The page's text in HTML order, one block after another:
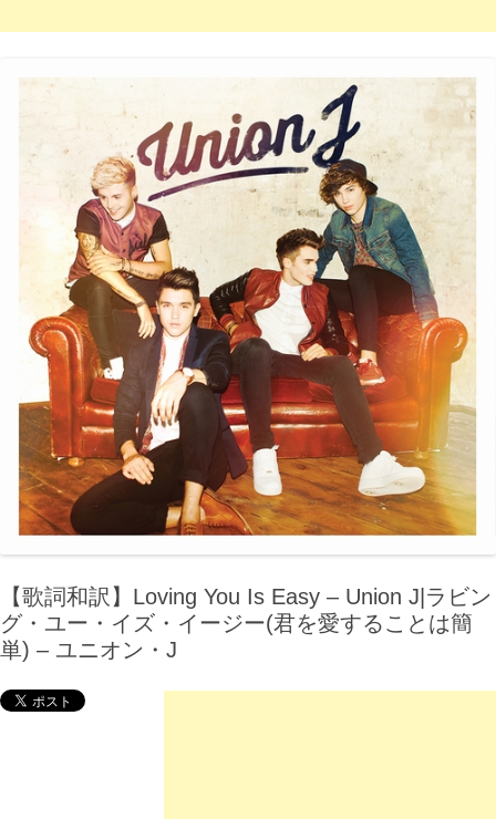
【歌詞和訳】Loving You Is Easy – Union J|ラビン
グ・ユー・イズ・イージー(君を愛することは簡
単) – ユニオン・J